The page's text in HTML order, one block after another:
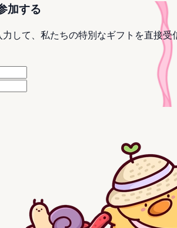
加する
して、私たちの特別なギフトを直接受